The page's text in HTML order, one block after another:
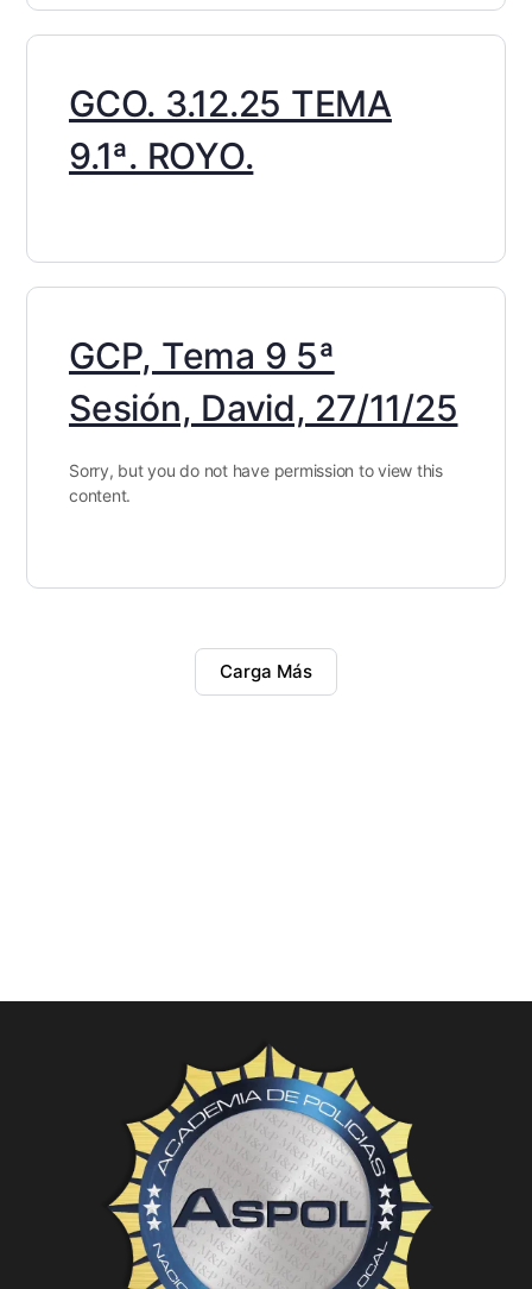
GCO. 3.12.25 TEMA
9.1ª. ROYO.
GCP, Tema 9 5ª
Sesión, David, 27/11/25
Sorry, but you do not have permission to view this
content.
Carga Más